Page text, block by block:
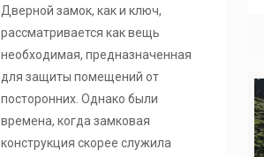
Дверной замок, как и ключ,
рассматривается как вещь
необходимая, предназначенная
для защиты помещений от
посторонних. Однако были
времена, когда замковая
конструкция скорее служила